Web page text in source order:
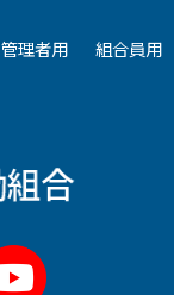
管理者用 組合員用